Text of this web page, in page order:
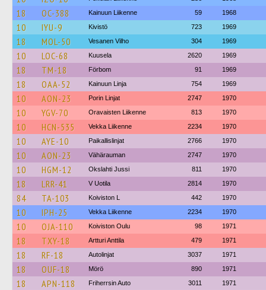
18 OC-388 Kainuun Liikenne 59 1968
10 IYU-9 Kivistö 723 1969
18 MOL-50 Vesanen Vilho 304 1969
10 LOC-68 Kuusela 2620 1969
18 TM-18 Förbom 91 1969
18 OAA-52 Kainuun Linja 754 1969
10 AON-23 Porin Linjat 2747 1970
10 YGV-70 Oravaisten Liikenne 813 1970
10 HCN-535 Vekka Liikenne 2234 1970
10 AYE-10 Paikallislinjat 2766 1970
10 AON-23 Vähärauman 2747 1970
10 HGM-12 Okslahti Jussi 811 1970
18 LRR-41 V Uotila 2814 1970
84 TA-103 Koiviston L 442 1970
10 IPH-25 Vekka Liikenne 2234 1970
10 OJA-110 Koiviston Oulu 98 1971
18 TXY-18 Artturi Anttila 479 1971
18 RF-18 Autolinjat 3037 1971
18 OUF-18 Mörö 890 1971
18 APN-118 Friherrsin Auto 3011 1971